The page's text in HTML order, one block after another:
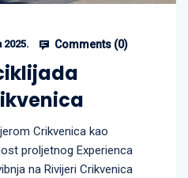
2025. Comments (0)
Crikvenica kao
proljetnog Experienca
na Rivijeri Crikvenica